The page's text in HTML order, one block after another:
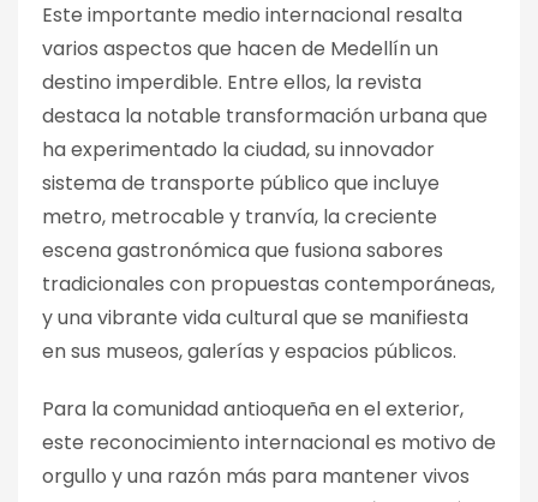
Este importante medio internacional resalta
varios aspectos que hacen de Medellín un
destino imperdible. Entre ellos, la revista
destaca la notable transformación urbana que
ha experimentado la ciudad, su innovador
sistema de transporte público que incluye
metro, metrocable y tranvía, la creciente
escena gastronómica que fusiona sabores
tradicionales con propuestas contemporáneas,
y una vibrante vida cultural que se manifiesta
en sus museos, galerías y espacios públicos.
Para la comunidad antioqueña en el exterior,
este reconocimiento internacional es motivo de
orgullo y una razón más para mantener vivos